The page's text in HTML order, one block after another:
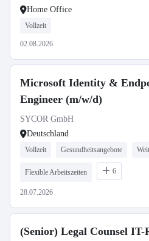
Home Office
Vollzeit
02.08.2026
Microsoft Identity &
Engineer (m/w/d)
SYCOR GmbH
Deutschland
Vollzeit Gesundheitsangebote
Flexible Arbeitszeiten 6
28.07.2026
(Senior) Legal Counsel IT-